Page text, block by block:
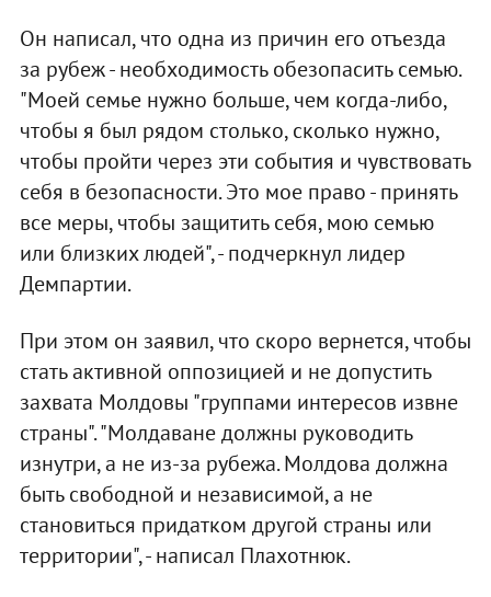
Он написал, что одна из причин его отъезда
за рубеж - необходимость обезопасить семью.
"Моей семье нужно больше, чем когда-либо,
чтобы я был рядом столько, сколько нужно,
чтобы пройти через эти события и чувствовать
себя в безопасности. Это мое право - принять
все меры, чтобы защитить себя, мою семью
или близких людей", - подчеркнул лидер
Демпартии.
При этом он заявил, что скоро вернется, чтобы
стать активной оппозицией и не допустить
захвата Молдовы "группами интересов извне
страны". "Молдаване должны руководить
изнутри, а не из-за рубежа. Молдова должна
быть свободной и независимой, а не
становиться придатком другой страны или
территории", - написал Плахотнюк.